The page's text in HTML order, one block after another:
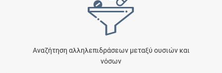
Αναζήτηση αλληλεπιδράσεων μεταξύ ουσιών και
νόσων